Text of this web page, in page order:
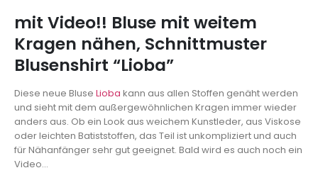
mit Video!! Bluse mit weitem
Kragen nähen, Schnittmuster
Blusenshirt “Lioba”
Diese neue Bluse Lioba kann aus allen Stoffen genäht werden
und sieht mit dem außergewöhnlichen Kragen immer wieder
anders aus. Ob ein Look aus weichem Kunstleder, aus Viskose
oder leichten Batiststoffen, das Teil ist unkompliziert und auch
für Nähanfänger sehr gut geeignet. Bald wird es auch noch ein
Video...